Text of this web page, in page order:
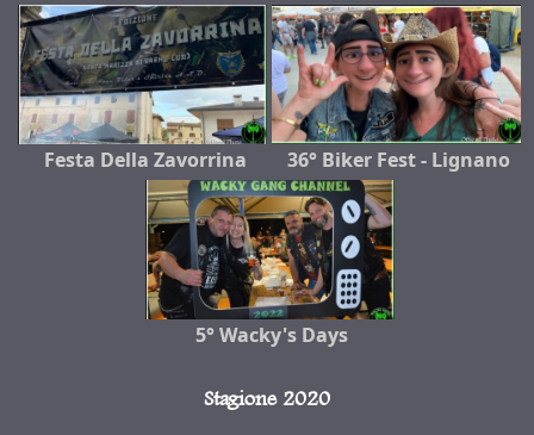
Festa Della Zavorrina 36° Biker Fest - Lignano
5° Wacky's Days
Stagione 2020